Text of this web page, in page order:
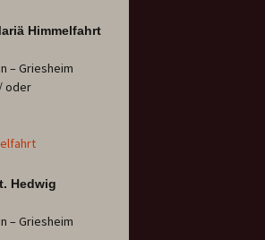
Himmelfahrt
– Griesheim
oder
Hedwig
– Griesheim